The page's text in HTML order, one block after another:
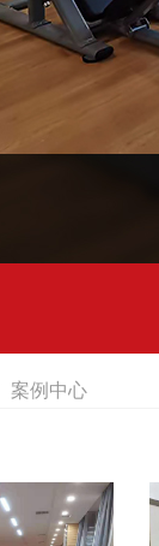
案例中心